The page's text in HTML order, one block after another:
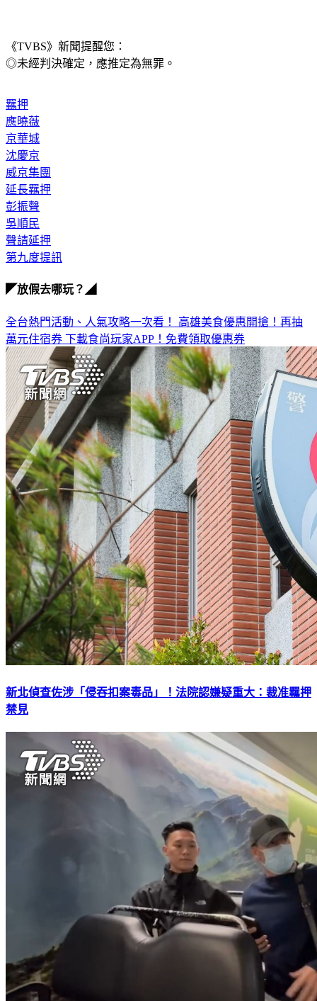
《TVBS》新聞提醒您：
羈押
應曉薇
京華城
沈慶京
威京集團
延長羈押
彭振聲
吳順民
聲請延押
全台熱門活動、人氣攻略一次看！高雄美食優惠開搶！再抽
萬元住宿券 下載食尚玩家APP！免費領取優惠券
新北偵查佐涉「侵吞扣案毒品」！法院認嫌疑重大：裁准羈押